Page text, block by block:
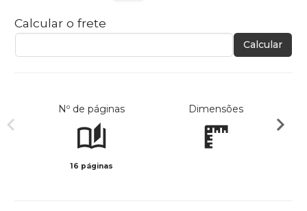
Calcular o frete
Calcular
Nº de páginas
16 páginas
Dimensões